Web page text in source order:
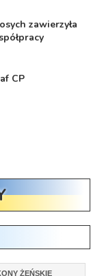
zawierzyła
CP
ŻEŃSKIE